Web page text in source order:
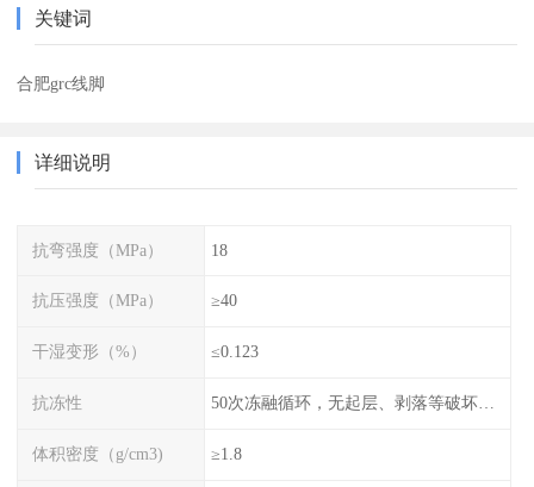
关键词
合肥grc线脚
详细说明
抗弯强度（MPa） 18
抗压强度（MPa） ≥40
干湿变形（%） ≤0.123
抗冻性 50次冻融循环，无起层、剥落等破坏现象
体积密度（g/cm3) ≥1.8